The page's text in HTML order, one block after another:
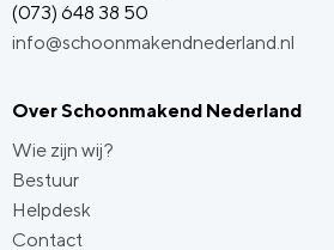
(073) 648 38 50
info@schoonmakendnederland.nl
Over Schoonmakend Nederland
Wie zijn wij?
Bestuur
Helpdesk
Contact